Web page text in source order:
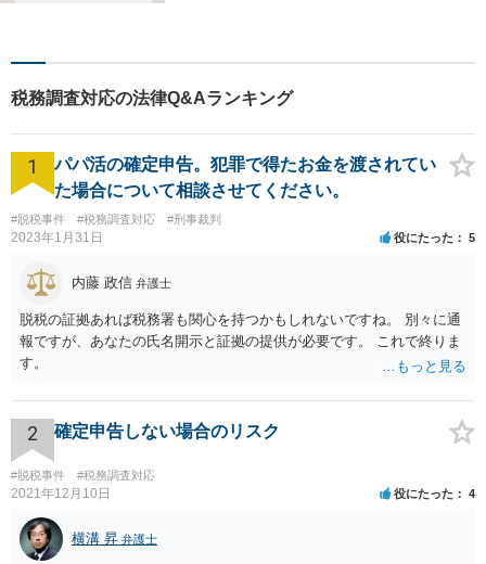
い。
税務調査対応の法律Q&Aランキング
1
パパ活の確定申告。犯罪で得たお金を渡されてい
た場合について相談させてください。
#脱税事件 #税務調査対応 #刑事裁判
2023年1月31日 役にたった 5
内藤 政信 弁護士
脱税の証拠あれば税務署も関心を持つかもしれないですね。 別々に通
報ですが、あなたの氏名開示と証拠の提供が必要です。 これで終りま
す。
2 確定申告しない場合のリスク
#脱税事件 #税務調査対応
2021年12月10日 役にたった 4
横溝 昇 弁護士